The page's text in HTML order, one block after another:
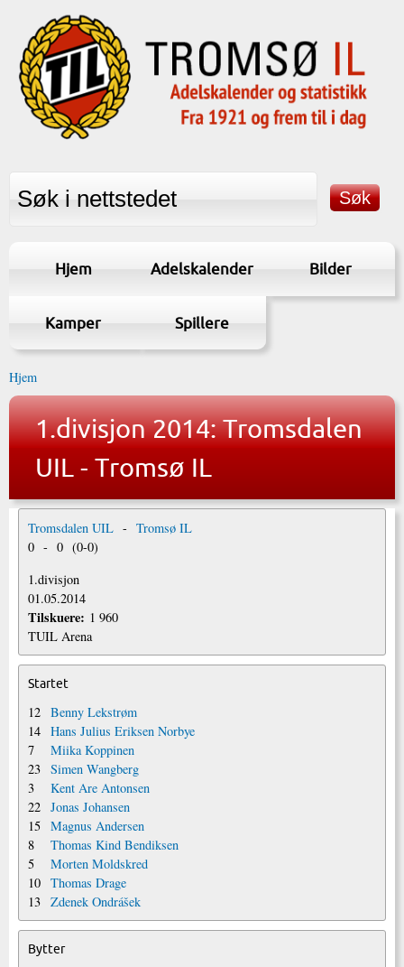
Hjem Adelskalender Bilder
Kamper Spillere
Hjem
1.divisjon 2014: Tromsdalen
UIL - Tromsø IL
Tromsdalen UIL - Tromsø IL
0 - 0 (0-0)
1.divisjon
01.05.2014
Tilskuere: 1 960
TUIL Arena
Startet
12 Benny Lekstrøm
14 Hans Julius Eriksen Norbye
7
Miika Koppinen
23 Simen Wangberg
3
Kent Are Antonsen
22 Jonas Johansen
15 Magnus Andersen
8
Thomas Kind Bendiksen
5
Morten Moldskred
10 Thomas Drage
13 Zdenek Ondrášek
Bytter